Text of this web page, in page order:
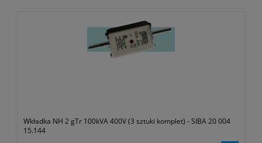
Wkładka NH 2 gTr 100kVA 400V (3 sztuki komplet) - SIBA 20 004
15.144